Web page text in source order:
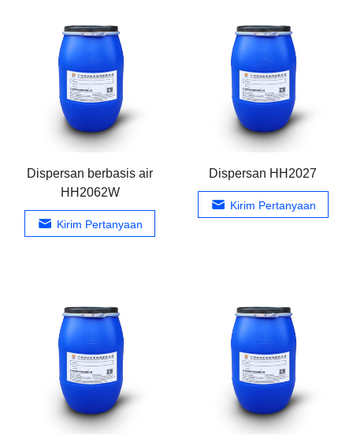
Dispersan berbasis air
HH2062W
Kirim Pertanyaan
Dispersan HH2027
Kirim Pertanyaan